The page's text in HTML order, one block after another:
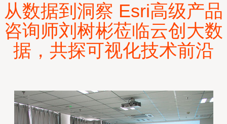
从数据到洞察 Esri高级产品
咨询师刘树彬莅临云创大数
据，共探可视化技术前沿